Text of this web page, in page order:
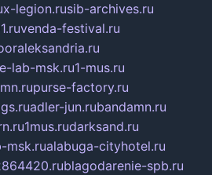
x-legion.rusib-archives.ru
venda-festival.ru
lab-msk.ru1-mus.ru
purse-factory.ru
adler-jun.rubandamn.ru
1mus.rudarksand.ru
msk.rualabuga-cityhotel.ru
blagodarenie-spb.ru